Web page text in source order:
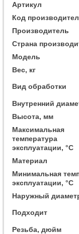
Артикул
Код
Производитель
Страна
Модель
Вес, кг
Вид обработки
Внутренний
Высота, мм
Максимальная
температура
эксплуатации, °C
Материал
Минимальная
эксплуатации, °C
Наружный
Подходит
Резьба, дюйм